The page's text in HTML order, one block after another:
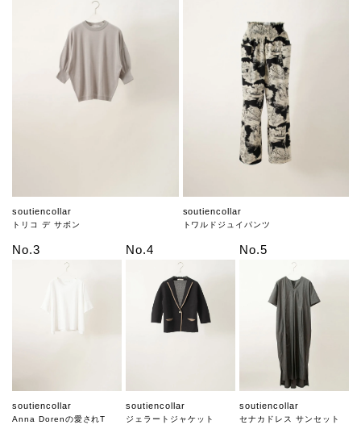
soutiencollar
トリコ デ サボン
soutiencollar
トワルドジュイパンツ
No.3
soutiencollar
Anna Dorenの愛されT
No.4
soutiencollar
ジェラートジャケット
No.5
soutiencollar
セナカドレス サンセット